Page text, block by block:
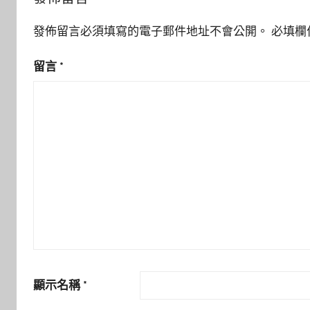
發佈留言必須填寫的電子郵件地址不會公開。 必填欄
留言 *
顯示名稱 *